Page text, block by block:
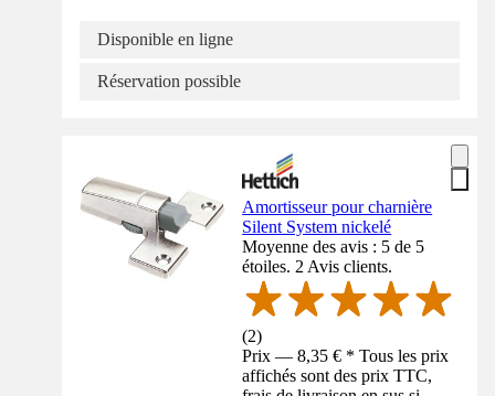
Disponible en ligne
Réservation possible
Amortisseur pour charnière
Silent System nickelé
Moyenne des avis : 5 de 5
étoiles. 2 Avis clients.
(2)
Prix — 8,35 € * Tous les prix
affichés sont des prix TTC,